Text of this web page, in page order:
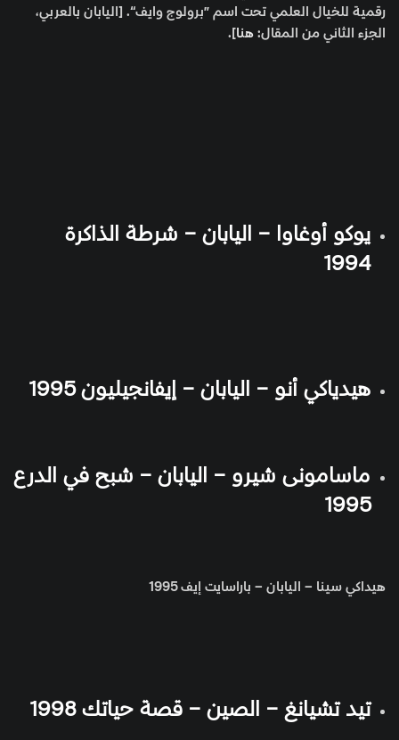
رقمية للخيال العلمي تحت اسم ”برولوج وايف“. [اليابان بالعربي،
الجزء الثاني من المقال: هنا].
يوكو أوغاوا – اليابان – شرطة الذاكرة
1994
هيدياكي أنو – اليابان – إيفانجيليون 1995
ماسامونى شيرو – اليابان – شبح في الدرع
1995
هيداكي سينا – اليابان – باراسايت إيف 1995
تيد تشيانغ – الصين – قصة حياتك 1998